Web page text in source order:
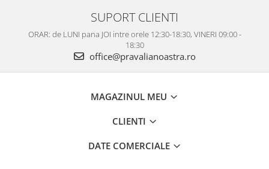
SUPORT CLIENTI
ORAR: de LUNI pana JOI intre orele 12:30-18:30, VINERI 09:00 -
18:30
office@pravalianoastra.ro
MAGAZINUL MEU
CLIENTI
DATE COMERCIALE